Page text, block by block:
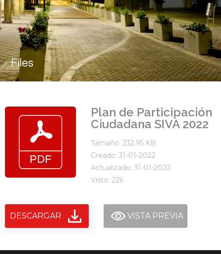
Files
Plan de Participación
Ciudadana SIVA 2022
Tamaño: 232.95 KB
Creado: 31-01-2022
Actualizado: 31-01-2022
Visto: 226
DESCARGAR VISTA PREVIA